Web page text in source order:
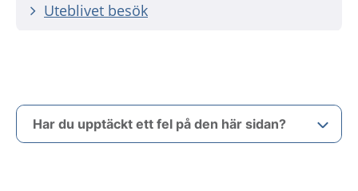
Uteblivet besök
Har du upptäckt ett fel på den här sidan?